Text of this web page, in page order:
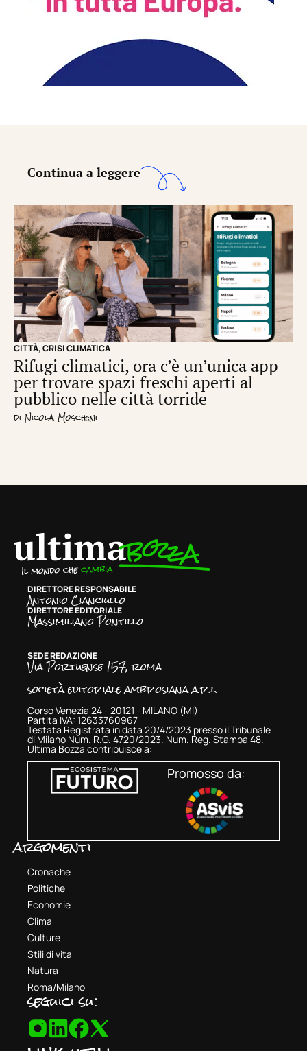
Continua a leggere
CITTÀ,CRISI CLIMATICA
Rifugi climatici, ora c’è un’unica app
per trovare spazi freschi aperti al
pubblico nelle città torride
di Nicola Moscheni
DIRETTORE RESPONSABILE
Antonio Cianciullo
DIRETTORE EDITORIALE
Massimiliano Pontillo
SEDE REDAZIONE
Via Portuense 157, roma
società editoriale ambrosiana a.r.l.
Corso Venezia 24 - 20121 - MILANO (MI)
Partita IVA: 12633760967
Testata Registrata in data 20/4/2023 presso il Tribunale
di Milano Num. R.G. 4720/2023. Num. Reg. Stampa 48.
Ultima Bozza contribuisce a:
Promosso da:
argomenti
Cronache
Politiche
Economie
Clima
Culture
Stili di vita
Natura
Roma/Milano
seguici su: